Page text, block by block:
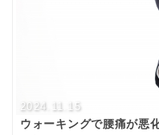
2024.11.15
ウォーキングで腰痛が悪